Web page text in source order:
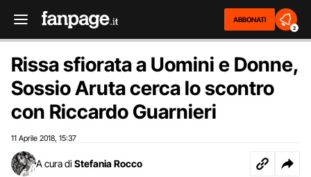
ABBONATI
2
Rissa sfiorata a Uomini e Donne,
Sossio Aruta cerca lo scontro
con Riccardo Guarnieri
11 Aprile 2018 15:37
A cura di Stefania Rocco